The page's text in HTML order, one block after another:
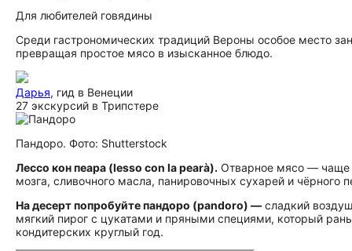
Для любителей говядины
Среди гастрономических традиций Вероны особое место
превращая простое мясо в изысканное блюдо.
Дарья, гид в Венеции
27 экскурсий в Трипстере
Пандоро. Фото: Shutterstock
Лессо кон пеара (lesso con la pearà). Отварное мясо — чаще
мозга, сливочного масла, панировочных сухарей и чёрного
На десерт попробуйте пандоро (pandoro) — сладкий
мягкий пирог с цукатами и пряными специями, который
кондитерских круглый год.